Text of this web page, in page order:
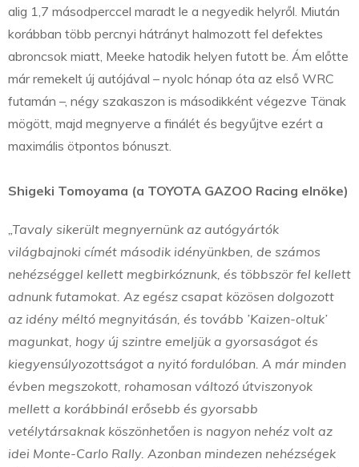
alig 1,7 másodperccel maradt le a negyedik helyről. Miután
korábban több percnyi hátrányt halmozott fel defektes
abroncsok miatt, Meeke hatodik helyen futott be. Ám előtte
már remekelt új autójával – nyolc hónap óta az első WRC
futamán –, négy szakaszon is másodikként végezve Tänak
mögött, majd megnyerve a finálét és begyűjtve ezért a
maximális ötpontos bónuszt.
Shigeki Tomoyama (a TOYOTA GAZOO Racing elnöke)
„Tavaly sikerült megnyernünk az autógyártók
világbajnoki címét második idényünkben, de számos
nehézséggel kellett megbirkóznunk, és többször fel kellett
adnunk futamokat. Az egész csapat közösen dolgozott
az idény méltó megnyitásán, és tovább ’Kaizen-oltuk’
magunkat, hogy új szintre emeljük a gyorsaságot és
kiegyensúlyozottságot a nyitó fordulóban. A már minden
évben megszokott, rohamosan változó útviszonyok
mellett a korábbinál erősebb és gyorsabb
vetélytársaknak köszönhetően is nagyon nehéz volt az
idei Monte-Carlo Rally. Azonban mindezen nehézségek